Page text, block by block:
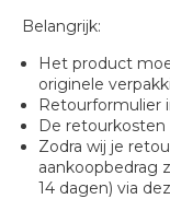
Belangrijk:
Het product
originele
Retourformulier
De retourkosten
Zodra wij je
aankoopbedrag
14 dagen) via